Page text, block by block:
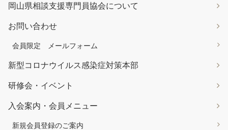
岡山県相談支援専門員協会について
お問い合わせ
会員限定 メールフォーム
新型コロナウイルス感染症対策本部
研修会・イベント
入会案内・会員メニュー
新規会員登録のご案内